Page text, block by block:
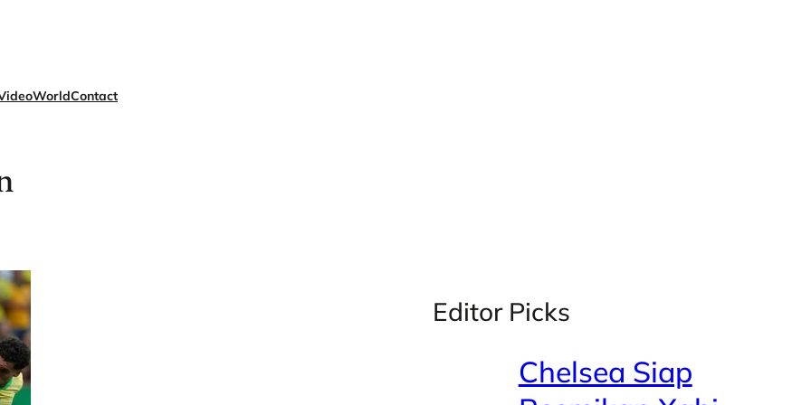
WorldContact
Editor Picks
Chelsea Siap